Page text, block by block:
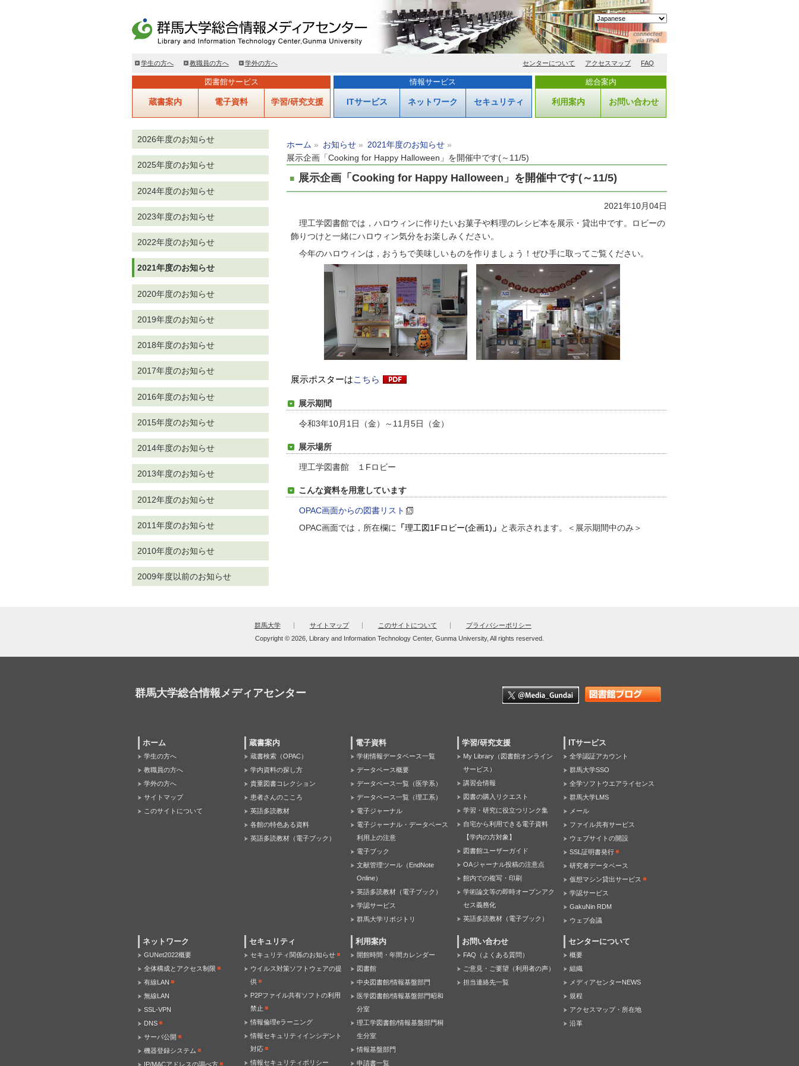
センターについて アクセスマップ FAQ
学生の方へ 教職員の方へ 学外の方へ
図書館サービス
蔵書案内 電子資料 学習/研究支援
情報サービス
ITサービス ネットワーク セキュリティ
総合案内
利用案内 お問い合わせ
ホーム お知らせ
2021年度のお知らせ
展示企画「Cooking for Happy Halloween」を開催中です(～11/5)
展示企画「Cooking for Happy Halloween」を開催中です(～11/5)
2021年10月04日
理工学図書館では，ハロウィンに作りたいお菓子や料理のレシピ本を展示・貸出中です。ロビーの
飾りつけと一緒にハロウィン気分をお楽しみください。
今年のハロウィンは，おうちで美味しいものを作りましょう！ぜひ手に取ってご覧ください。
展示ポスターはこちら
展示期間
令和3年10月1日（金）～11月5日（金）
展示場所
理工学図書館 １Fロビー
こんな資料を用意しています
OPAC画面からの図書リスト
OPAC画面では，所在欄に
「理工図1Fロビー(企画1) 」 と表示されます。＜展示期間中のみ＞
2026年度のお知らせ
2025年度のお知らせ
2024年度のお知らせ
2023年度のお知らせ
2022年度のお知らせ
2021年度のお知らせ
2020年度のお知らせ
2019年度のお知らせ
2018年度のお知らせ
2017年度のお知らせ
2016年度のお知らせ
2015年度のお知らせ
2014年度のお知らせ
2013年度のお知らせ
2012年度のお知らせ
2011年度のお知らせ
2010年度のお知らせ
2009年度以前のお知らせ
群馬大学 サイトマップ このサイトについて
プライバシーポリシー
Copyright © 2026, Library and Information Technology Center, Gunma University, All rights reserved.
群馬大学総合情報メディアセンター
ホーム
学生の方へ
教職員の方へ
学外の方へ
サイトマップ
このサイトについて
蔵書案内
蔵書検索（OPAC）
学内資料の探し方
貴重図書コレクション
患者さんのこころ
英語多読教材
各館の特色ある資料
英語多読教材（電子ブック）
電子資料
学術情報データベース一覧
データベース概要
データベース一覧（医学系）
データベース一覧（理工系）
電子ジャーナル
電子ジャーナル・データベース
利用上の注意
電子ブック
文献管理ツール（EndNote
Online）
英語多読教材（電子ブック）
学認サービス
群馬大学リポジトリ
学習/研究支援
My Library（図書館オンライン
サービス）
講習会情報
図書の購入リクエスト
学習・研究に役立つリンク集
自宅から利用できる電子資料
【学内の方対象】
図書館ユーザーガイド
OAジャーナル投稿の注意点
館内での複写・印刷
学術論文等の即時オープンアク
セス義務化
英語多読教材（電子ブック）
ITサービス
全学認証アカウント
群馬大学SSO
全学ソフトウエアライセンス
群馬大学LMS
メール
ファイル共有サービス
ウェブサイトの開設
SSL証明書発行
研究者データベース
仮想マシン貸出サービス
学認サービス
GakuNin RDM
ウェブ会議
ネットワーク
GUNet2022概要
全体構成とアクセス制限
有線LAN
無線LAN
SSL-VPN
DNS
サーバ公開
機器登録システム
IP/MACアドレスの調べ方
セキュリティ
セキュリティ関係のお知らせ
ウイルス対策ソフトウェアの提
供
P2Pファイル共有ソフトの利用
禁止
情報倫理eラーニング
情報セキュリティインシデント
対応
情報セキュリティポリシー
利用案内
開館時間・年間カレンダー
図書館
中央図書館/情報基盤部門
医学図書館/情報基盤部門昭和
分室
理工学図書館/情報基盤部門桐
生分室
情報基盤部門
申請書一覧
お問い合わせ
FAQ（よくある質問）
ご意見・ご要望（利用者の声）
担当連絡先一覧
センターについて
概要
組織
メディアセンターNEWS
規程
アクセスマップ・所在地
沿革